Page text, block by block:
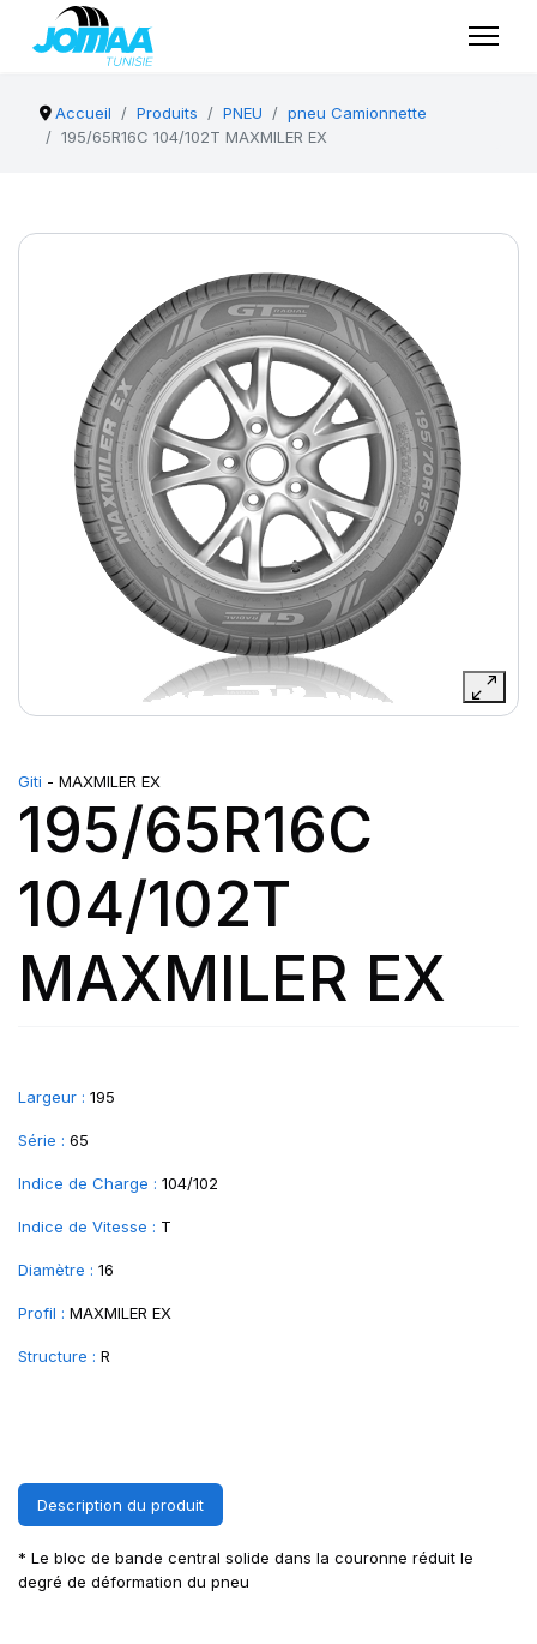
Accueil Produits PNEU
pneu Camionnette
195/65R16C 104/102T MAXMILER EX
Giti - MAXMILER EX
195/65R16C
104/102T
MAXMILER EX
Largeur : 195
Série : 65
Indice de Charge : 104/102
Indice de Vitesse : T
Diamètre : 16
Profil : MAXMILER EX
Structure : R
Description du produit
* Le bloc de bande central solide dans la couronne réduit le
degré de déformation du pneu